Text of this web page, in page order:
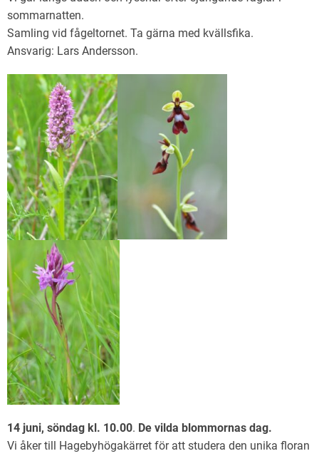
sommarnatten.
Samling vid fågeltornet. Ta gärna med kvällsfika.
Ansvarig: Lars Andersson.
14 juni, söndag kl. 10.00. De vilda blommornas dag.
Vi åker till Hagebyhögakärret för att studera den unika floran